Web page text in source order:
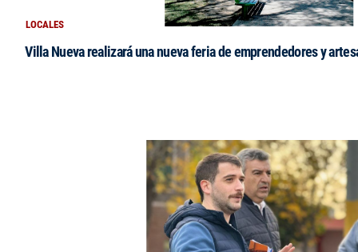
LOCALES
Villa Nueva realizará una nueva feria de emprendedores y